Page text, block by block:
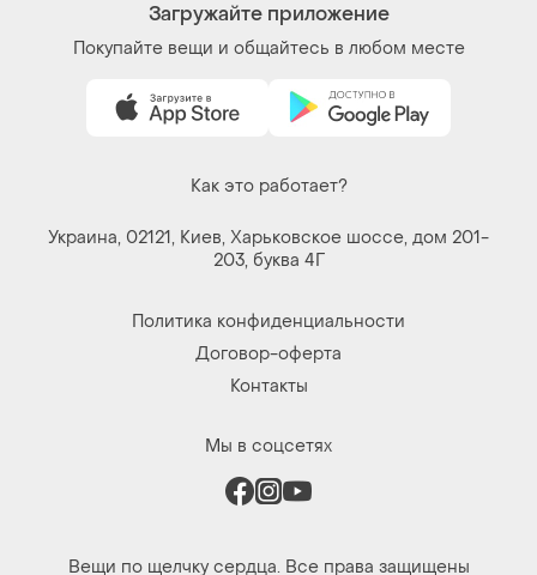
Загружайте приложение
Покупайте вещи и общайтесь в любом месте
Как это работает?
Украина, 02121, Киев, Харьковское шоссе, дом 201-
203, буква 4Г
Политика конфиденциальности
Договор-оферта
Контакты
Мы в соцсетях
Вещи по щелчку сердца. Все права защищены